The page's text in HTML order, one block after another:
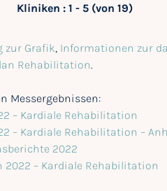
Kliniken : 1 - 5 (von 19)
zur Grafik, Informationen zur
Rehabilitation.
Messergebnissen:
– Kardiale Rehabilitation
– Kardiale Rehabilitation –
2022
2022 – Kardiale Rehabilitation